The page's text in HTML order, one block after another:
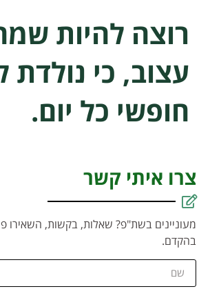
רוצה להיות
עצוב, כי נולדת
חופשי כל יום.
צרו איתי קשר
מעוניינים בשת"פ? שאלות, בקשות, השאירו
בהקדם.